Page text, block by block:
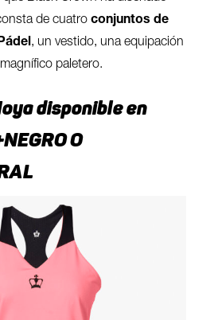
de cuatro conjuntos de
, un vestido, una equipación
paletero.
disponible en
O